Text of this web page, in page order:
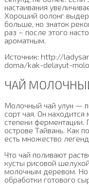
настаивания
Хороший оолонг
больше, но знаток
раз – после этого
ароматным.
Источник: http://
doma/kak-delayut-
ЧАЙ
Молочный чай улун —
сорт чая. Он
степени ферментации.
острове Тайвань. Как
есть множество
Что чай поливают
кусты рисовой
молочным деревом. Но
обработки готового